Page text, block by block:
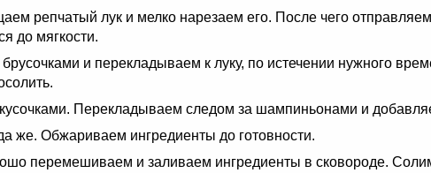
репчатый лук и мелко нарезаем его. После чего
до мягкости.
и перекладываем к луку, по истечении нужного
Перекладываем следом за шампиньонами и
же. Обжариваем ингредиенты до готовности.
перемешиваем и заливаем ингредиенты в сковороде.